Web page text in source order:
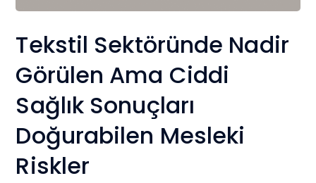
Tekstil Sektöründe Nadir
Görülen Ama Ciddi
Sağlık Sonuçları
Doğurabilen Mesleki
Riskler